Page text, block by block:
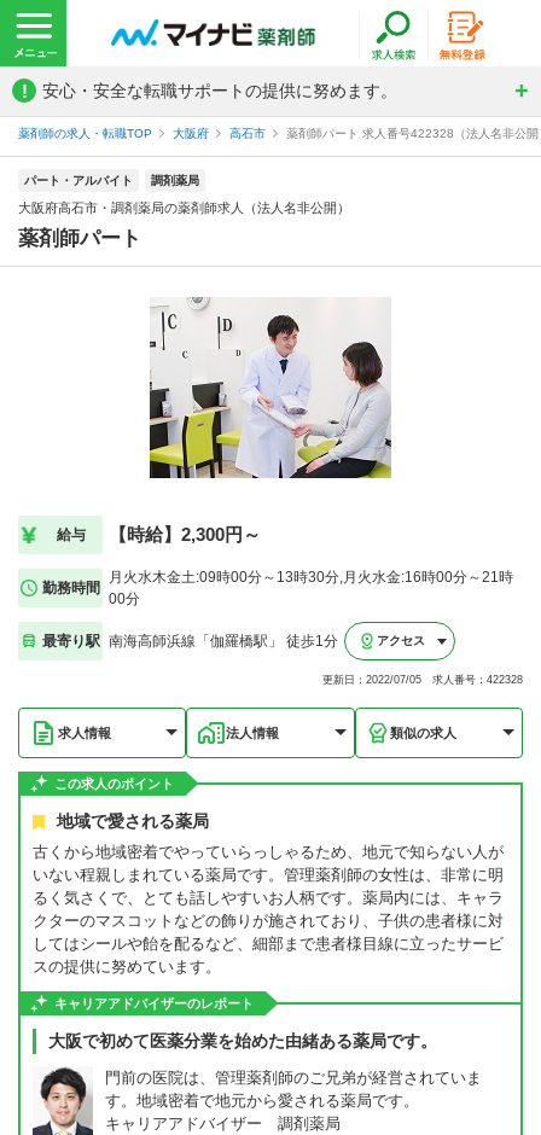
! 安心・安全な転職サポートの提供に努めます。
薬剤師の求人・転職TOP 大阪府 高石市 薬剤師パート 求人番号422328（法人名非公開
パート・アルバイト 調剤薬局
大阪府高石市・調剤薬局の薬剤師求人（法人名非公開）
薬剤師パート
給与 【時給】2,300円～
勤務時間
月火水木金土:09時00分～13時30分,月火水金:16時00分～21時
00分
最寄り駅 南海高師浜線「伽羅橋駅」 徒歩1分 アクセス
更新日：2022/07/05 求人番号：422328
求人情報 法人情報 類似の求人
この求人のポイント
地域で愛される薬局
古くから地域密着でやっていらっしゃるため、地元で知らない人が
いない程親しまれている薬局です。管理薬剤師の女性は、非常に明
るく気さくで、とても話しやすいお人柄です。薬局内には、キャラ
クターのマスコットなどの飾りが施されており、子供の患者様に対
してはシールや飴を配るなど、細部まで患者様目線に立ったサービ
スの提供に努めています。
キャリアアドバイザーのレポート
大阪で初めて医薬分業を始めた由緒ある薬局です。
門前の医院は、管理薬剤師のご兄弟が経営されていま
す。地域密着で地元から愛される薬局です。
キャリアアドバイザー 調剤薬局